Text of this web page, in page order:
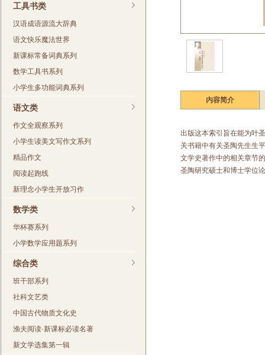
工具书类
汉语成语源流大辞典
语文快乐魔法世界
新课标常备词典系列
数学工具书系列
小学生多功能词典系列
语文类
作文全观察系列
小学生读美文写作文系列
精品作文
阅读起跑线
新理念小学生开放习作
数学类
华杯赛系列
小学数学应用题系列
综合类
班干部系列
社科文艺类
中国古代物质文化史
渔夫阅读·新课标必读名著
新文学选集第一辑
内容简介
出版这本索引旨在能为叶
关书籍中有关圣陶先生生
文学史著作中的相关章节
圣陶研究硕士和博士学位